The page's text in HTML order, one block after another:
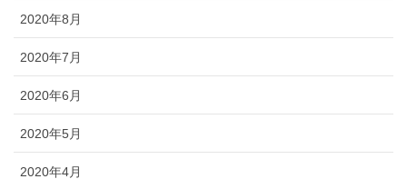
2020年8月
2020年7月
2020年6月
2020年5月
2020年4月